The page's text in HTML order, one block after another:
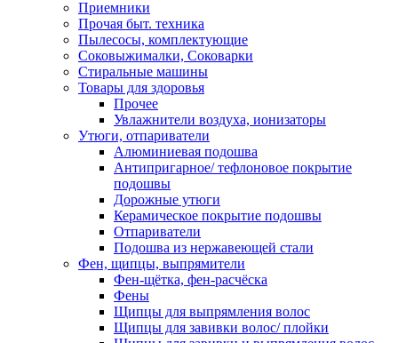
Приемники
Прочая быт. техника
Пылесосы, комплектующие
Соковыжималки, Соковарки
Стиральные машины
Товары для здоровья
Прочее
Увлажнители воздуха, ионизаторы
Утюги, отпариватели
Алюминиевая подошва
Антипригарное/ тефлоновое покрытие
подошвы
Дорожные утюги
Керамическое покрытие подошвы
Отпариватели
Подошва из нержавеющей стали
Фен, щипцы, выпрямители
Фен-щётка, фен-расчёска
Фены
Щипцы для выпрямления волос
Щипцы для завивки волос/ плойки